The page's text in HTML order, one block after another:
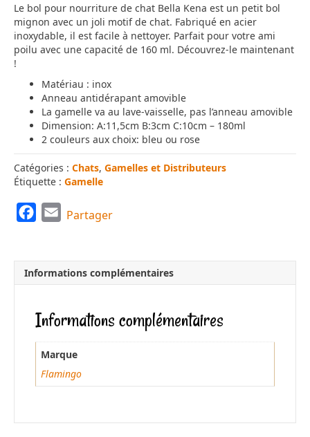
Le bol pour nourriture de chat Bella Kena est un petit bol
mignon avec un joli motif de chat. Fabriqué en acier
inoxydable, il est facile à nettoyer. Parfait pour votre ami
poilu avec une capacité de 160 ml. Découvrez-le maintenant
!
Matériau : inox
Anneau antidérapant amovible
La gamelle va au lave-vaisselle, pas l’anneau amovible
Dimension: A:11,5cm B:3cm C:10cm – 180ml
2 couleurs aux choix: bleu ou rose
Catégories : Chats, Gamelles et Distributeurs
Étiquette : Gamelle
e
b
o
o
k
i
l
Partager
Informations complémentaires
Informations complémentaires
Marque
Flamingo